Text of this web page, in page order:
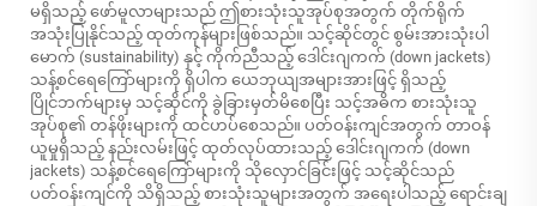
မရှိသည့် ဖော်မူလာများသည် ဤစားသုံးသူအုပ်စုအတွက် တိုက်ရိုက်
အသုံးပြုနိုင်သည့် ထုတ်ကုန်များဖြစ်သည်။ သင့်ဆိုင်တွင် စွမ်းအားသုံးပါ
မောက် (sustainability) နှင့် ကိုက်ညီသည့် ဒေါင်းဂျကက် (down jackets)
သန့်စင်ရေကြော်များကို ရှိပါက ယေဘုယျအများအားဖြင့် ရှိသည့်
ပြိုင်ဘက်များမှ သင့်ဆိုင်ကို ခွဲခြားမှတ်မိစေပြီး သင့်အဓိက စားသုံးသူ
အုပ်စု၏ တန်ဖိုးများကို ထင်ဟပ်စေသည်။ ပတ်ဝန်းကျင်အတွက် တာဝန်
ယူမှုရှိသည့် နည်းလမ်းဖြင့် ထုတ်လုပ်ထားသည့် ဒေါင်းဂျကက် (down
jackets) သန့်စင်ရေကြော်များကို သိုလှောင်ခြင်းဖြင့် သင့်ဆိုင်သည်
ပတ်ဝန်းကျင်ကို သိရှိသည့် စားသုံးသူများအတွက် အရေးပါသည့် ရောင်းချ